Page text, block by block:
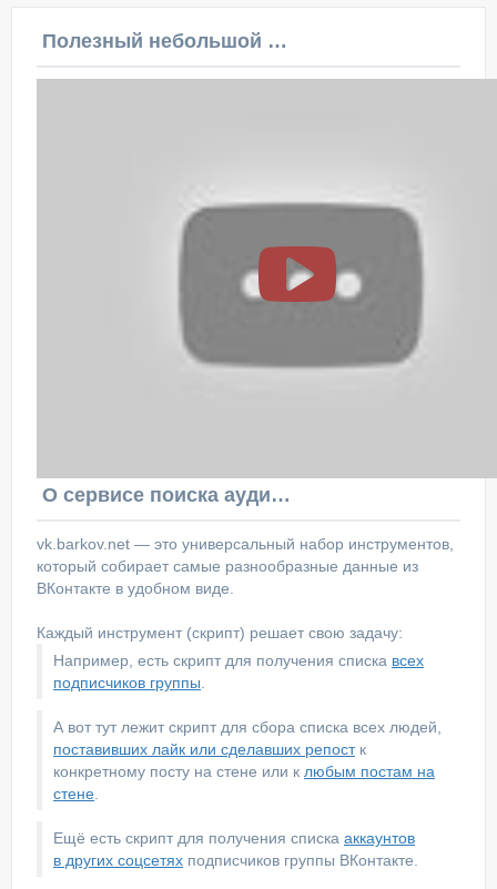
Полезный небольшой видеоурок по этой теме
О сервисе поиска аудитории ВКонтакте
vk.barkov.net — это универсальный набор инструментов,
который собирает самые разнообразные данные из
ВКонтакте в удобном виде.
Каждый инструмент (скрипт) решает свою задачу:
Например, есть скрипт для получения списка всех
подписчиков группы
А вот тут лежит скрипт для сбора списка всех людей,
поставивших лайк или сделавших репостк
конкретному посту на стене или к любым постам на
стене
Ещё есть скрипт для получения списка аккаунтов
в других соцсетях подписчиков группы ВКонтакте.